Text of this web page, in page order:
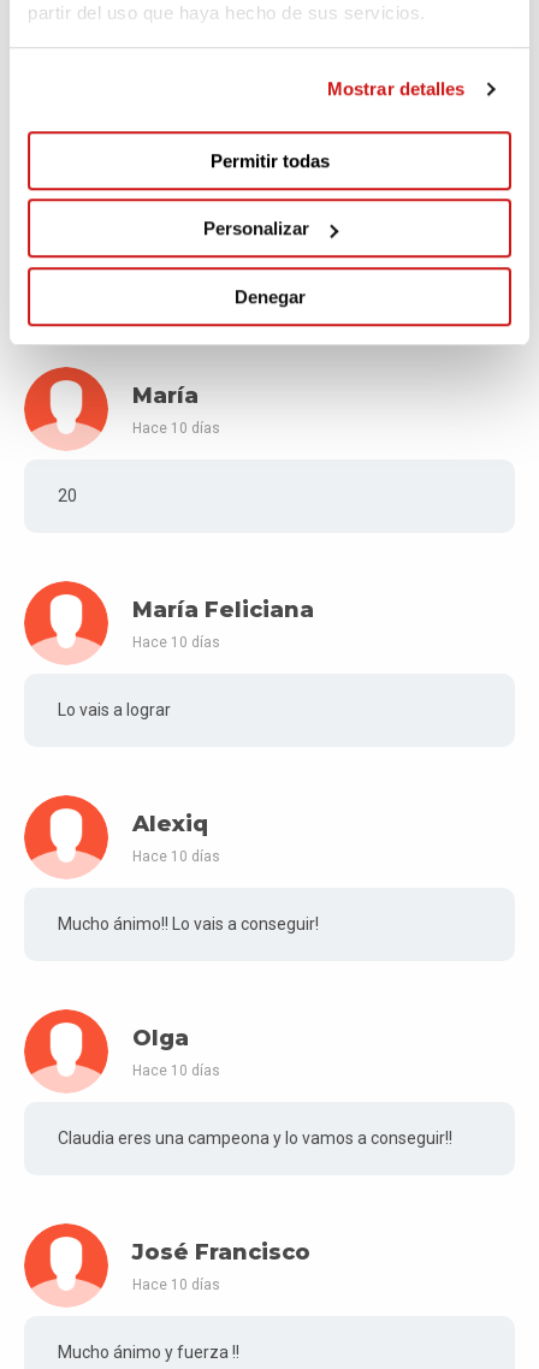
partir del uso que haya hecho de sus servicios.
Mostrar detalles
Permitir todas
Personalizar
Denegar
Marien
María
Hace 10 días
20
María Feliciana
Hace 10 días
Lo vais a lograr
Alexiq
Hace 10 días
Mucho ánimo!! Lo vais a conseguir!
Olga
Hace 10 días
Claudia eres una campeona y lo vamos a conseguir!!
José Francisco
Hace 10 días
Mucho ánimo y fuerza !!